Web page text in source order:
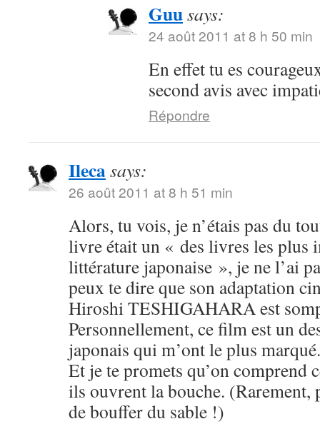
Guusays:
24 août 2011 at 8 h 50 min
En effet tu es
second avis avec
Répondre
Ilecasays:
26 août 2011 at 8 h 51 min
Alors, tu vois, je n’étais pas du
livre était un « des livres les plus
littérature japonaise », je ne l’ai
peux te dire que son adaptation
Hiroshi TESHIGAHARA est
Personnellement, ce film est un
japonais qui m’ont le plus marqué.
Et je te promets qu’on comprend
ils ouvrent la bouche. (Rarement,
de bouffer du sable !)